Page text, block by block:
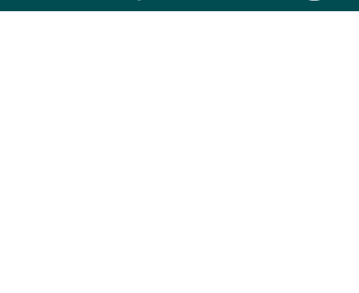
Verengung der Gefäße, einer Verringerung der